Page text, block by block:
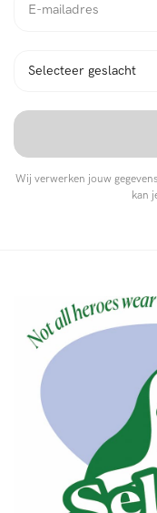
Wij verwerken jouw
kan